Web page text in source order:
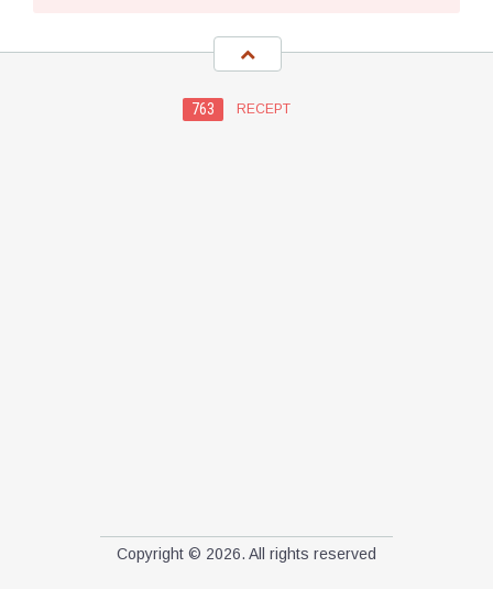
763 RECEPT
Copyright © 2026. All rights reserved